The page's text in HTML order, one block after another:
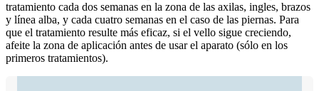
tratamiento cada dos semanas en la zona de las axilas, ingles, brazos
y línea alba, y cada cuatro semanas en el caso de las piernas. Para
que el tratamiento resulte más eficaz, si el vello sigue creciendo,
afeite la zona de aplicación antes de usar el aparato (sólo en los
primeros tratamientos).